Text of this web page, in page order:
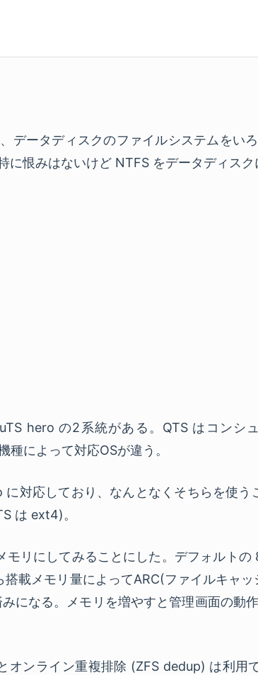
ータディスクのファイルシステムをいろ
に恨みはないけど NTFS をデータディス
hero の2系統がある。QTS はコンシ
によって対応OSが違う。
対応しており、なんとなくそちらを使う
は ext4)。
モリにしてみることにした。デフォルトの
載メモリ量によってARC(ファイルキャッ
になる。メモリを増やすと管理画面の動
オンライン重複排除 (ZFS dedup) は利用